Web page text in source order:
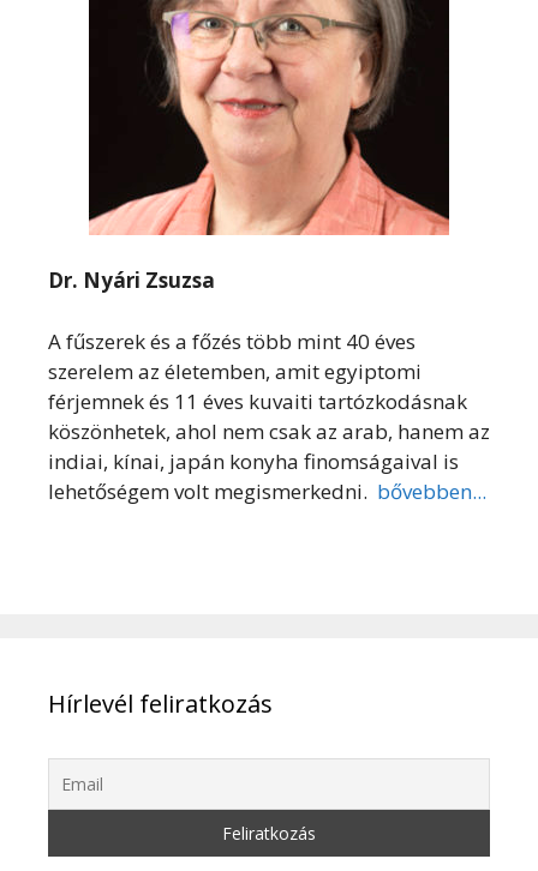
Dr. Nyári Zsuzsa
A fűszerek és a főzés több mint 40 éves
szerelem az életemben, amit egyiptomi
férjemnek és 11 éves kuvaiti tartózkodásnak
köszönhetek, ahol nem csak az arab, hanem az
indiai, kínai, japán konyha finomságaival is
lehetőségem volt megismerkedni. bővebben...
Hírlevél feliratkozás